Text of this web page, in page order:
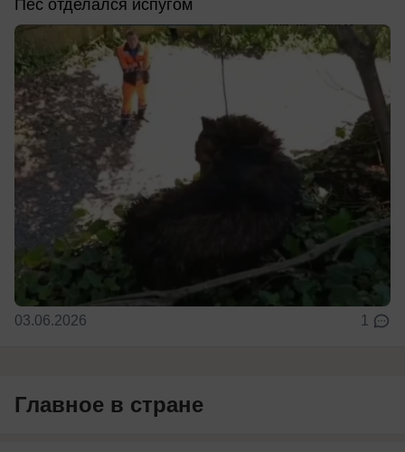
Пес отделался испугом
03.06.2026 1
Главное в стране